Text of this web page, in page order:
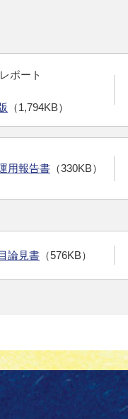
ポート
（1,794KB）
用報告書 （330KB）
論見書 （576KB）